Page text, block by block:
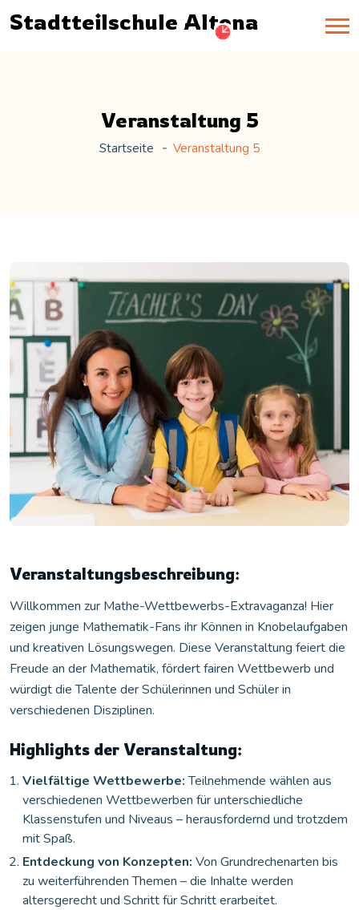
Stadtteilschule Altona
Veranstaltung 5
Startseite Veranstaltung 5
Veranstaltungsbeschreibung:
Willkommen zur Mathe-Wettbewerbs-Extravaganza! Hier
zeigen junge Mathematik-Fans ihr Können in Knobelaufgaben
und kreativen Lösungswegen. Diese Veranstaltung feiert die
Freude an der Mathematik, fördert fairen Wettbewerb und
würdigt die Talente der Schülerinnen und Schüler in
verschiedenen Disziplinen.
Highlights der Veranstaltung:
Vielfältige Wettbewerbe:Teilnehmende wählen aus
verschiedenen Wettbewerben für unterschiedliche
Klassenstufen und Niveaus – herausfordernd und trotzdem
mit Spaß.
Entdeckung von Konzepten: Von Grundrechenarten bis
zu weiterführenden Themen – die Inhalte werden
altersgerecht und Schritt für Schritt erarbeitet.